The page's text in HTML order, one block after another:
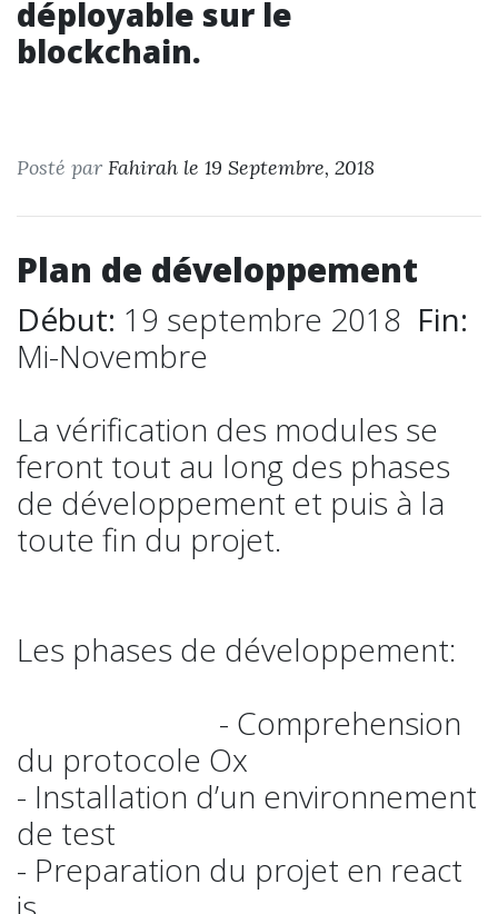
déployable sur le
blockchain.
Posté par Fahirah le 19 Septembre, 2018
Plan de développement
Début: 19 septembre 2018 Fin:
Mi-Novembre
La vérification des modules se
feront tout au long des phases
de développement et puis à la
toute fin du projet.
Les phases de développement:
- Comprehension
du protocole Ox
- Installation d’un environnement
de test
- Preparation du projet en react